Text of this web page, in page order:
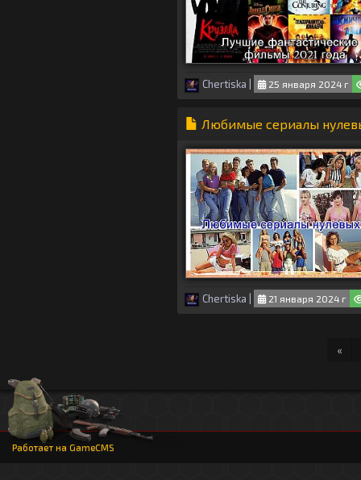
Chertiska 25 января 2024 г
Любимые сериалы
Chertiska 21 января 2024 г
«
Работает на GameCMS